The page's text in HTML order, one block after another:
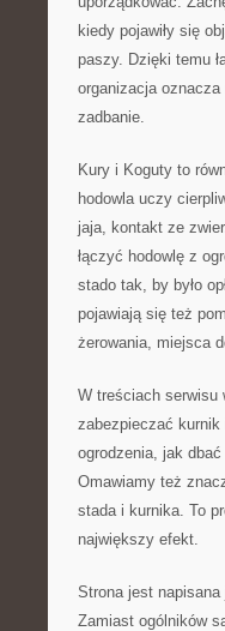
kiedy pojawiły się
paszy. Dzięki temu
organizacja
zadbanie.
Kury i Koguty to
hodowla uczy
jaja, kontakt ze
łączyć hodowlę z
stado tak, by było
pojawiają się też
żerowania, miejsca
W treściach serwisu
zabezpieczać
ogrodzenia, jak
Omawiamy też
stada i kurnika. To
największy efekt.
Strona jest
Zamiast ogólników